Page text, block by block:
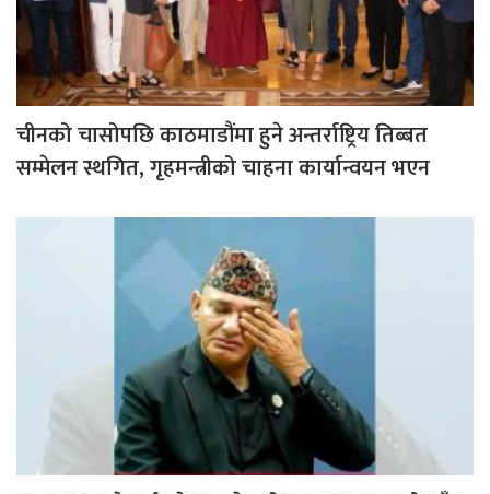
चीनको चासोपछि काठमाडौंमा हुने अन्तर्राष्ट्रिय तिब्बत
सम्मेलन स्थगित, गृहमन्त्रीको चाहना कार्यान्वयन भएन